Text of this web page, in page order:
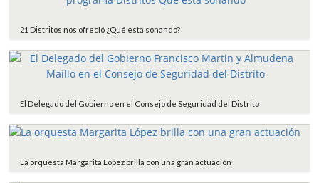
21 Distritos nos ofrecIó ¿Qué está sonando?
El Delegado del Gobierno en el Consejo de Seguridad del Distrito
La orquesta Margarita López brilla con una gran actuación